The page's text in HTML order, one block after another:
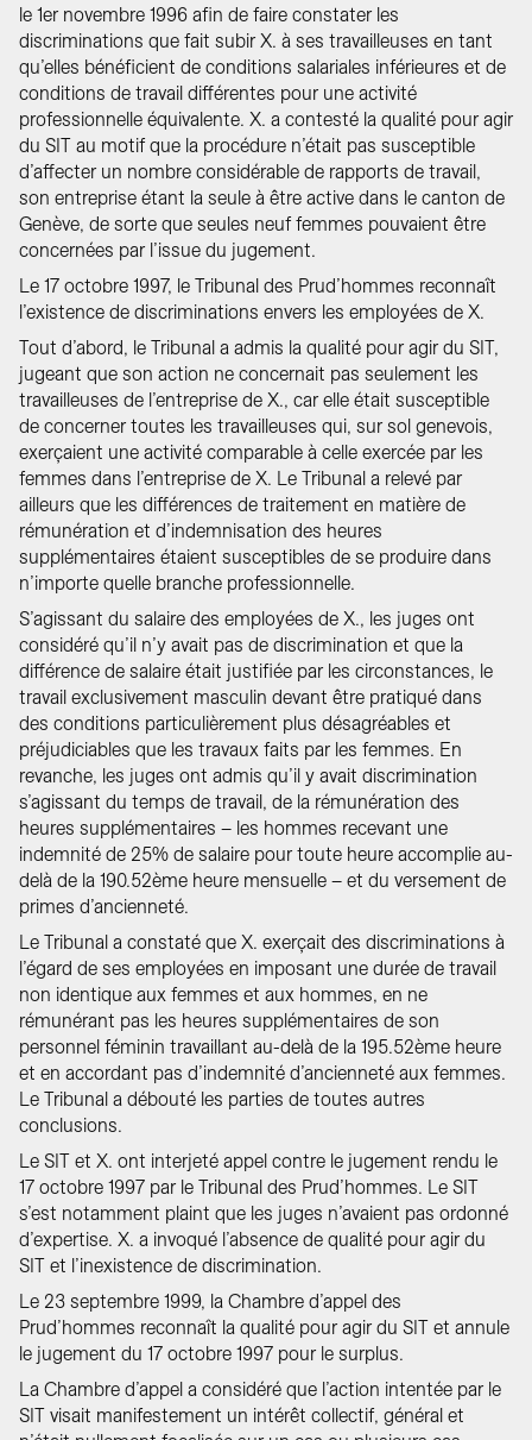
le 1er novembre 1996 afin de faire constater les
discriminations que fait subir X. à ses travailleuses en tant
qu’elles bénéficient de conditions salariales inférieures et de
conditions de travail différentes pour une activité
professionnelle équivalente. X. a contesté la qualité pour agir
du SIT au motif que la procédure n’était pas susceptible
d’affecter un nombre considérable de rapports de travail,
son entreprise étant la seule à être active dans le canton de
Genève, de sorte que seules neuf femmes pouvaient être
concernées par l’issue du jugement.
Le 17 octobre 1997, le Tribunal des Prud’hommes reconnaît
l’existence de discriminations envers les employées de X.
Tout d’abord, le Tribunal a admis la qualité pour agir du SIT,
jugeant que son action ne concernait pas seulement les
travailleuses de l’entreprise de X., car elle était susceptible
de concerner toutes les travailleuses qui, sur sol genevois,
exerçaient une activité comparable à celle exercée par les
femmes dans l’entreprise de X. Le Tribunal a relevé par
ailleurs que les différences de traitement en matière de
rémunération et d’indemnisation des heures
supplémentaires étaient susceptibles de se produire dans
n’importe quelle branche professionnelle.
S’agissant du salaire des employées de X., les juges ont
considéré qu’il n’y avait pas de discrimination et que la
différence de salaire était justifiée par les circonstances, le
travail exclusivement masculin devant être pratiqué dans
des conditions particulièrement plus désagréables et
préjudiciables que les travaux faits par les femmes. En
revanche, les juges ont admis qu’il y avait discrimination
s’agissant du temps de travail, de la rémunération des
heures supplémentaires – les hommes recevant une
indemnité de 25% de salaire pour toute heure accomplie au-
delà de la 190.52ème heure mensuelle – et du versement de
primes d’ancienneté.
Le Tribunal a constaté que X. exerçait des discriminations à
l’égard de ses employées en imposant une durée de travail
non identique aux femmes et aux hommes, en ne
rémunérant pas les heures supplémentaires de son
personnel féminin travaillant au-delà de la 195.52ème heure
et en accordant pas d’indemnité d’ancienneté aux femmes.
Le Tribunal a débouté les parties de toutes autres
conclusions.
Le SIT et X. ont interjeté appel contre le jugement rendu le
17 octobre 1997 par le Tribunal des Prud’hommes. Le SIT
s’est notamment plaint que les juges n’avaient pas ordonné
d’expertise. X. a invoqué l’absence de qualité pour agir du
SIT et l’inexistence de discrimination.
Le 23 septembre 1999, la Chambre d’appel des
Prud’hommes reconnaît la qualité pour agir du SIT et annule
le jugement du 17 octobre 1997 pour le surplus.
La Chambre d’appel a considéré que l’action intentée par le
SIT visait manifestement un intérêt collectif, général et